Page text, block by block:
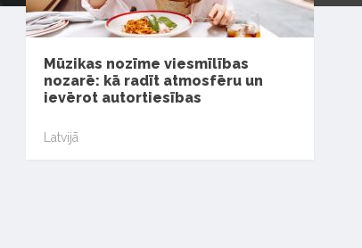
Mūzikas nozīme viesmīlības
nozarē: kā radīt atmosfēru un
ievērot autortiesības
Latvijā